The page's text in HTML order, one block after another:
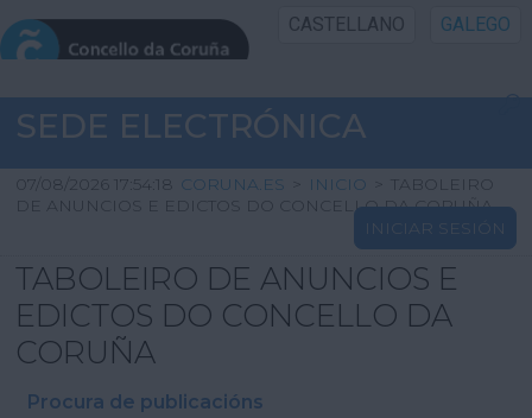
CASTELLANO GALEGO
INICIO SEDE
INICIO
INFORMACIÓN PÚBLICA
CARTAFOL CIDADÁN
SEDE ELECTRÓNICA
07/08/2026 17:54:18 CORUNA.ES > INICIO > TABOLEIRO
DE ANUNCIOS E EDICTOS DO CONCELLO DA CORUÑA
INICIAR SESIÓN
TABOLEIRO DE ANUNCIOS E
EDICTOS DO CONCELLO DA
CORUÑA
Procura de publicacións